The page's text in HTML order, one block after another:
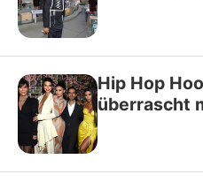
Hip Hop
überrascht